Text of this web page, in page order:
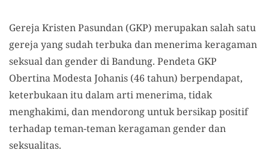
Gereja Kristen Pasundan (GKP) merupakan salah satu
gereja yang sudah terbuka dan menerima keragaman
seksual dan gender di Bandung. Pendeta GKP
Obertina Modesta Johanis (46 tahun) berpendapat,
keterbukaan itu dalam arti menerima, tidak
menghakimi, dan mendorong untuk bersikap positif
terhadap teman-teman keragaman gender dan
seksualitas.